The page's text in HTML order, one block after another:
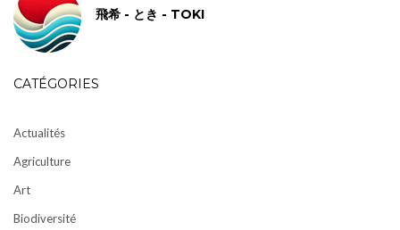
飛希 - とき - TOKI
CATÉGORIES
Actualités
Agriculture
Art
Biodiversité